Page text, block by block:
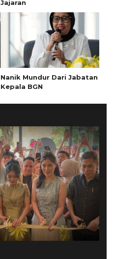
Jajaran
Nanik Mundur Dari Jabatan
Kepala BGN